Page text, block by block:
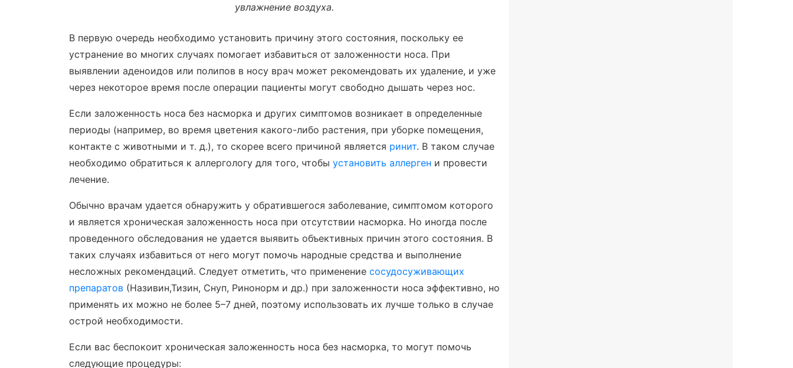
увлажнение воздуха.
В первую очередь необходимо установить причину этого состояния, поскольку ее
устранение во многих случаях помогает избавиться от заложенности носа. При
выявлении аденоидов или полипов в носу врач может рекомендовать их удаление, и уже
через некоторое время после операции пациенты могут свободно дышать через нос.
Если заложенность носа без насморка и других симптомов возникает в определенные
периоды (например, во время цветения какого-либо растения, при уборке помещения,
контакте с животными и т. д.), то скорее всего причиной является ринит. В таком случае
необходимо обратиться к аллергологу для того, чтобы установить аллерген и провести
лечение.
Обычно врачам удается обнаружить у обратившегося заболевание, симптомом которого
и является хроническая заложенность носа при отсутствии насморка. Но иногда после
проведенного обследования не удается выявить объективных причин этого состояния. В
таких случаях избавиться от него могут помочь народные средства и выполнение
несложных рекомендаций. Следует отметить, что применение сосудосуживающих
препаратов (Називин,Тизин, Снуп, Ринонорм и др.) при заложенности носа эффективно, но
применять их можно не более 5–7 дней, поэтому использовать их лучше только в случае
острой необходимости.
Если вас беспокоит хроническая заложенность носа без насморка, то могут помочь
следующие процедуры: